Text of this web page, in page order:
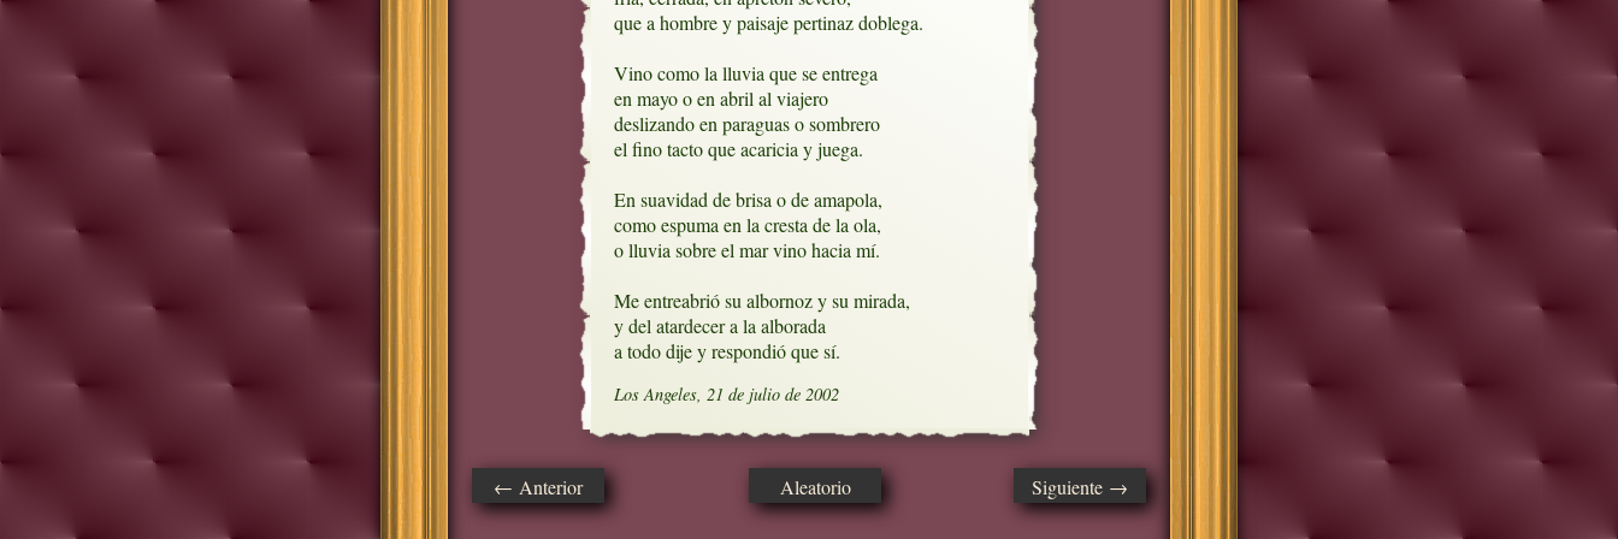
que a hombre y paisaje pertinaz doblega.
Vino como la lluvia que se entrega
en mayo o en abril al viajero
deslizando en paraguas o sombrero
el fino tacto que acaricia y juega.
En suavidad de brisa o de amapola,
como espuma en la cresta de la ola,
o lluvia sobre el mar vino hacia mí.
Me entreabrió su albornoz y su mirada,
y del atardecer a la alborada
a todo dije y respondió que sí.
Los Angeles, 21 de julio de 2002
← Anterior Aleatorio Siguiente →